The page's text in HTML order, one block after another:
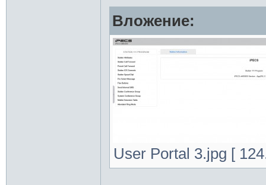
Вложение:
User Portal 3.jpg [